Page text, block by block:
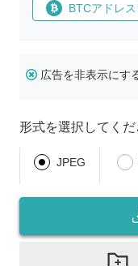
BTCアドレ
広告を非表示にす
形式を選択してくだ
JPEG